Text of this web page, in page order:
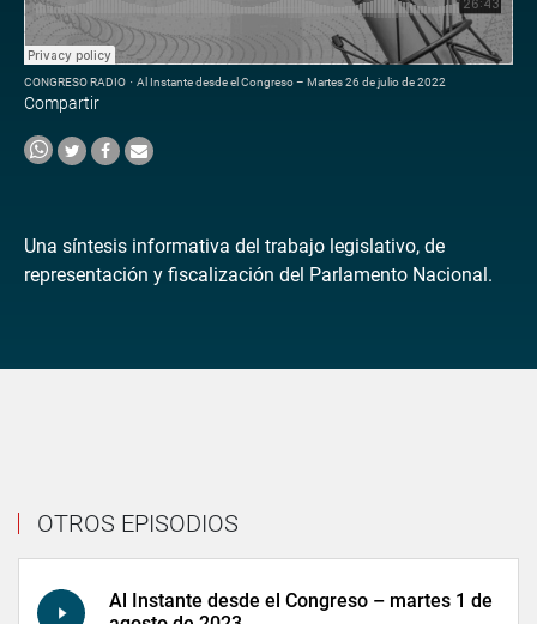
CONGRESO RADIO · Al Instante desde el Congreso – Martes 26 de julio de 2022
Compartir
Una síntesis informativa del trabajo legislativo, de
representación y fiscalización del Parlamento Nacional.
OTROS EPISODIOS
Al Instante desde el Congreso – martes 1 de